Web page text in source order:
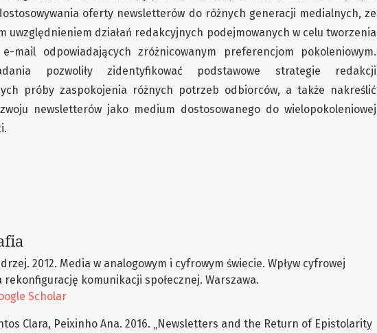
oferty newsletterów do różnych generacji medialnych, ze
uwzględnieniem działań redakcyjnych podejmowanych w celu tworzenia
mail odpowiadających zróżnicowanym preferencjom pokoleniowym.
pozwoliły zidentyfikować podstawowe strategie redakcji
próby zaspokojenia różnych potrzeb odbiorców, a także nakreślić
newsletterów jako medium dostosowanego do wielopokoleniowej
2012. Media w analogowym i cyfrowym świecie. Wpływ cyfrowej
rekonfigurację komunikacji społecznej. Warszawa.
Scholar
Clara, Peixinho Ana. 2016. „Newsletters and the Return of Epistolarity